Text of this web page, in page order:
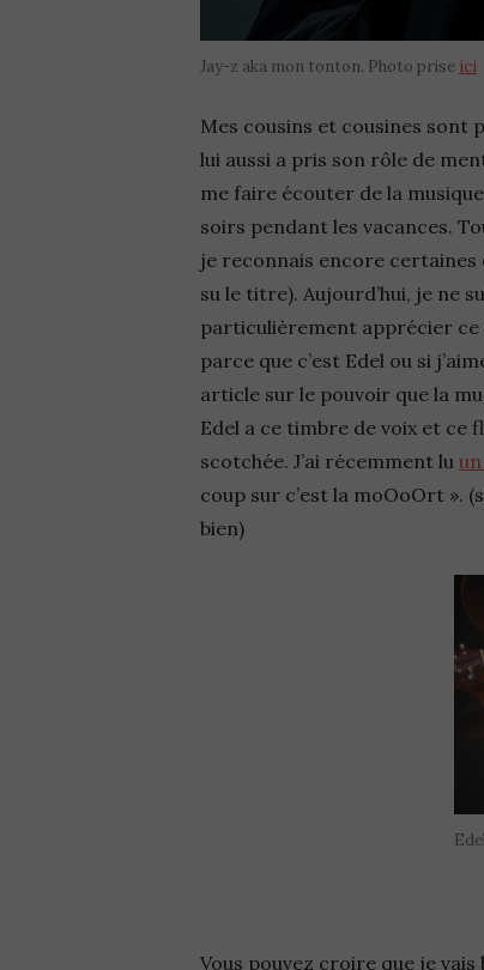
Jay-z aka mon tonton. Photo prise ici
Mes cousins et cousines sont
lui aussi a pris son rôle de
me faire écouter de la
soirs pendant les vacances.
je reconnais encore certaines
su le titre). Aujourd’hui, je ne
particulièrement apprécier ce
parce que c’est Edel ou si
article sur le pouvoir que la
Edel a ce timbre de voix et ce
scotchée. J’ai récemment lu
coup sur c’est la moOoOrt ».
bien)
Vous pouvez croire que je